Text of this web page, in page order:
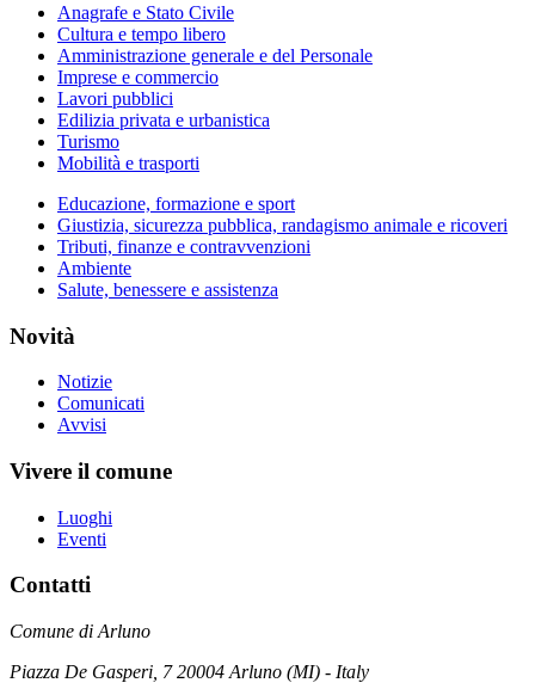
Anagrafe e Stato Civile
Cultura e tempo libero
Amministrazione generale e del Personale
Imprese e commercio
Lavori pubblici
Edilizia privata e urbanistica
Turismo
Mobilità e trasporti
Educazione, formazione e sport
Giustizia, sicurezza pubblica, randagismo animale e ricoveri
Tributi, finanze e contravvenzioni
Ambiente
Salute, benessere e assistenza
Novità
Notizie
Comunicati
Avvisi
Vivere il comune
Luoghi
Eventi
Contatti
Comune di Arluno
Piazza De Gasperi, 7 20004 Arluno (MI) - Italy